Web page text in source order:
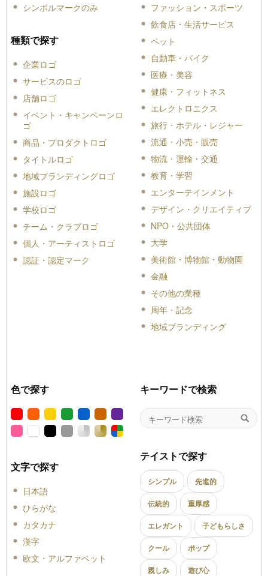
シンボルマークのみ
種類で探す
企業ロゴ
サービスのロゴ
店舗ロゴ
イベント・キャンペーンロ
ゴ
商品・プロダクトロゴ
タイトルロゴ
地域ブランディングロゴ
施設ロゴ
学校ロゴ
チーム・クラブロゴ
個人・アーティストロゴ
認証・認定マーク
ファッション・スポーツ
飲食店・生活サービス
ペット
自動車・バイク
医療・美容
健康・フィットネス
エレクトロニクス
旅行・ホテル・レジャー
流通・小売・販売
物流・運輸・交通
教育・学習
エンターテインメント
デザイン・クリエイティブ
NPO・公共団体
大学
美術館・博物館・動物園
金融
その他の業種
周年・記念
地域ブランディング
色で探す
文字で探す
日本語
ひらがな
カタカナ
漢字
欧文・アルファベット
キーワードで検索
テイストで探す
シンプル 先進的
伝統的 重厚感
エレガント 子どもらしさ
クール ポップ
親しみ 遊び心